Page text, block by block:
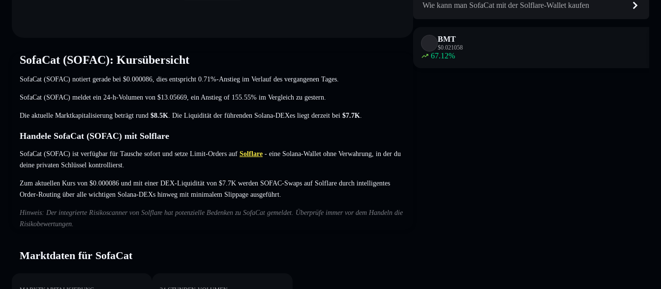
SofaCat (SOFAC): Kursübersicht
SofaCat (SOFAC) notiert gerade bei $0.000086 , dies entspricht 0.71%-Anstieg im Verlauf des vergangenen Tages.
SofaCat (SOFAC) meldet ein 24-h-Volumen von $13.05669 ein Anstieg of 155.55% im Vergleich zu gestern.
Die aktuelle Marktkapitalisierung beträgt rund $8.5K . Die Liquidität der führenden Solana-DEXes liegt derzeit bei $7.7K
Handele SofaCat (SOFAC) mit Solflare
SofaCat (SOFAC) ist verfügbar für Tausche sofort und setze Limit-Orders auf Solflare - eine Solana-Wallet ohne Verwahrung, in der du
deine privaten Schlüssel kontrollierst.
Zum aktuellen Kurs von $0.000086 und mit einer DEX-Liquidität von $7.7K werden SOFAC-Swaps auf Solflare durch intelligentes
Order-Routing über alle wichtigen Solana-DEXs hinweg mit minimalem Slippage ausgeführt.
Hinweis: Der integrierte Risikoscanner von Solflare hat potenzielle Bedenken zu SofaCat gemeldet. Überprüfe immer vor dem Handeln die
Risikobewertungen.
Marktdaten für SofaCat
Wie kann man SofaCat mit der Solflare-Wallet kaufen
BMT
$0.021058
67.12%